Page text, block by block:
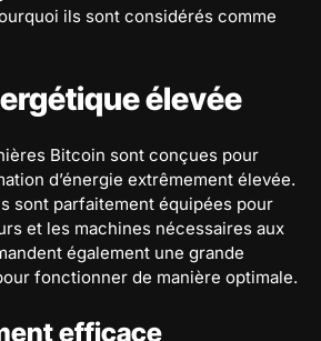
ils sont considérés comme
élevée
Bitcoin sont conçues pour
d’énergie extrêmement élevée.
sont parfaitement équipées pour
et les machines nécessaires aux
également une grande
fonctionner de manière optimale.
efficace